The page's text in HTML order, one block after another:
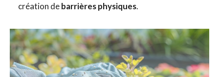
création debarrières physiques.